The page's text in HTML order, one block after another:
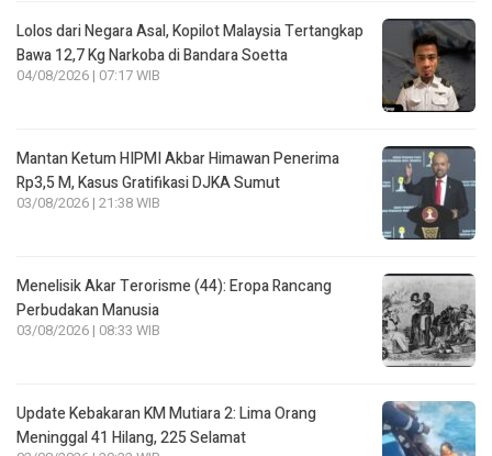
Lolos dari Negara Asal, Kopilot Malaysia Tertangkap
Bawa 12,7 Kg Narkoba di Bandara Soetta
04/08/2026 | 07:17 WIB
Mantan Ketum HIPMI Akbar Himawan Penerima
Rp3,5 M, Kasus Gratifikasi DJKA Sumut
03/08/2026 | 21:38 WIB
Menelisik Akar Terorisme (44): Eropa Rancang
Perbudakan Manusia
03/08/2026 | 08:33 WIB
Update Kebakaran KM Mutiara 2: Lima Orang
Meninggal 41 Hilang, 225 Selamat